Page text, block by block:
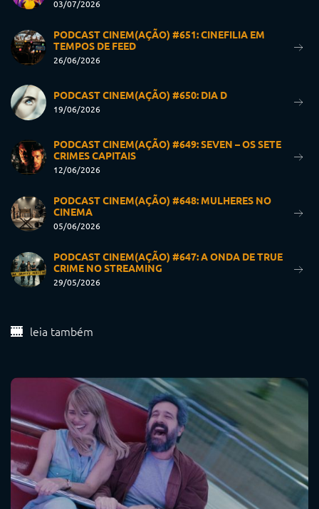
03/07/2026
PODCAST CINEM(AÇÃO) #651: CINEFILIA EM
TEMPOS DE FEED
26/06/2026
PODCAST CINEM(AÇÃO) #650: DIA D
19/06/2026
PODCAST CINEM(AÇÃO) #649: SEVEN – OS SETE
CRIMES CAPITAIS
12/06/2026
PODCAST CINEM(AÇÃO) #648: MULHERES NO
CINEMA
05/06/2026
PODCAST CINEM(AÇÃO) #647: A ONDA DE TRUE
CRIME NO STREAMING
29/05/2026
leia também